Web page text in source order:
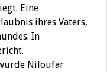
Eine
ihres Vaters,
In
Niloufar